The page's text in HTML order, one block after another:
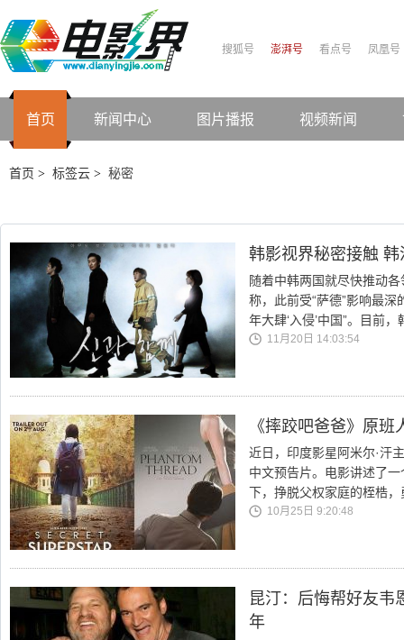
搜狐号 澎湃号 看点号 凤凰号
首页 新闻中心 图片播报 视频新闻
首页 > 标签云 > 秘密
韩影视界秘密接触 韩
随着中韩两国就尽快推动
称，此前受“萨德”影响最
年大肆‘入侵’中国”。目前
11月20日 14:03:54
《摔跤吧爸爸》原
近日，印度影星阿米尔·汗
中文预告片。电影讲述了
下，挣脱父权家庭的桎梏
10月25日 9:20:48
昆汀：后悔帮好友韦
年